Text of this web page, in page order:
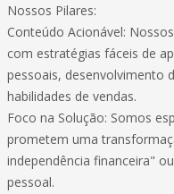
Nossos Pilares:
Conteúdo Acionável:
com estratégias fáceis de
pessoais, desenvolvimento
habilidades de vendas.
Foco na Solução: Somos
prometem uma
independência financeira"
pessoal.